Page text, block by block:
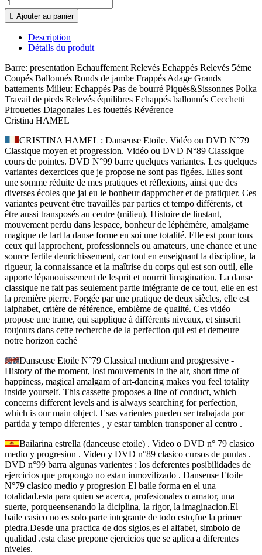
 Ajouter au panier
Description
Détails du produit
Barre: presentation Echauffement Relevés Echappés Relevés 5éme
Coupés Ballonnés Ronds de jambe Frappés Adage Grands
battements Milieu: Echappés Pas de bourré Piqués&Sissonnes Polka
Travail de pieds Relevés équilibres Echappés ballonnés Cecchetti
Pirouettes Diagonales Les fouettés Révérence
Cristina HAMEL
CRISTINA HAMEL : Danseuse Etoile. Vidéo ou DVD N°79
Classique moyen et progression. Vidéo ou DVD N°89 Classique
cours de pointes. DVD N°99 barre quelques variantes. Les quelques
variantes dexercices que je propose ne sont pas figées. Elles sont
une somme réduite de mes pratiques et réflexions, ainsi que des
diverses écoles que jai eu le bonheur dapprocher et de pratiquer. Ces
variantes peuvent être travaillés par parties et tempo différents, et
être aussi transposés au centre (milieu). Histoire de linstant,
mouvement perdu dans lespace, bonheur de léphémère, amalgame
magique de lart la danse forme en soi une totalité. Elle est pour tous
ceux qui lapprochent, professionnels ou amateurs, une chance et une
source fertile denrichissement, car tout en enseignant la discipline, la
rigueur, la connaissance et la maîtrise du corps qui est son outil, elle
apporte lépanouissement de lesprit et nourrit limagination. La danse
classique ne fait pas seulement partie intégrante de ce tout, elle en est
la première pierre. Forgée par une pratique de deux siècles, elle est
lalphabet, critère de référence, emblème de qualité. Ces vidéo
propose une trame, qui sapplique à différents niveaux, et sinscrit
toujours dans cette recherche de la perfection qui est et demeure
notre horizon caché
Danseuse Etoile N°79 Classical medium and progressive -
History of the moment, lost mouvements in the air, short time of
happiness, magical amalgam of art-dancing makes you feel totality
inside yourself. This cassette proposes a line of conduct, which
concerns different levels and is always searching for perfection,
which is our main object. Esas varientes pueden ser trabajada por
partida y tempo diferentes , y estar tambien transponer al centro .
Bailarina estrella (danceuse etoile) . Video o DVD n° 79 clasico
medio y progresion . Video y DVD n°89 clasico cursos de puntas .
DVD n°99 barra algunas varientes : los deferentes posibilidades de
ejercicios que propongo no estan inmovilizado . Danseuse Etoile
N°79 clasico medio y progresion El baile forma en el una
totalidad.esta para quien se acerca, profesionales o amator, una
suerte, porqueensenando la diciplina, la rigor, la imaginacion.El
baile casico no es solo parte integrante de todo esto,fue la primer
piedra.Desde una practica de dos siglos,es el alfabet, simbolo de
qualidad .esta clase prepone ejercicios que se aplica a diferentes
niveles.